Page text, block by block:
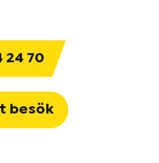
24 70
besök